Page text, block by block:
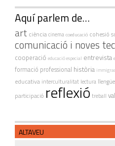
Aquí parlem de…
art ciènciacinemacoeducació cohesió
comunicació i noves
cooperació educació especial entrevista
formació professional història
educativa interculturalitat lectura
participació reflexió treball
ALTAVEU